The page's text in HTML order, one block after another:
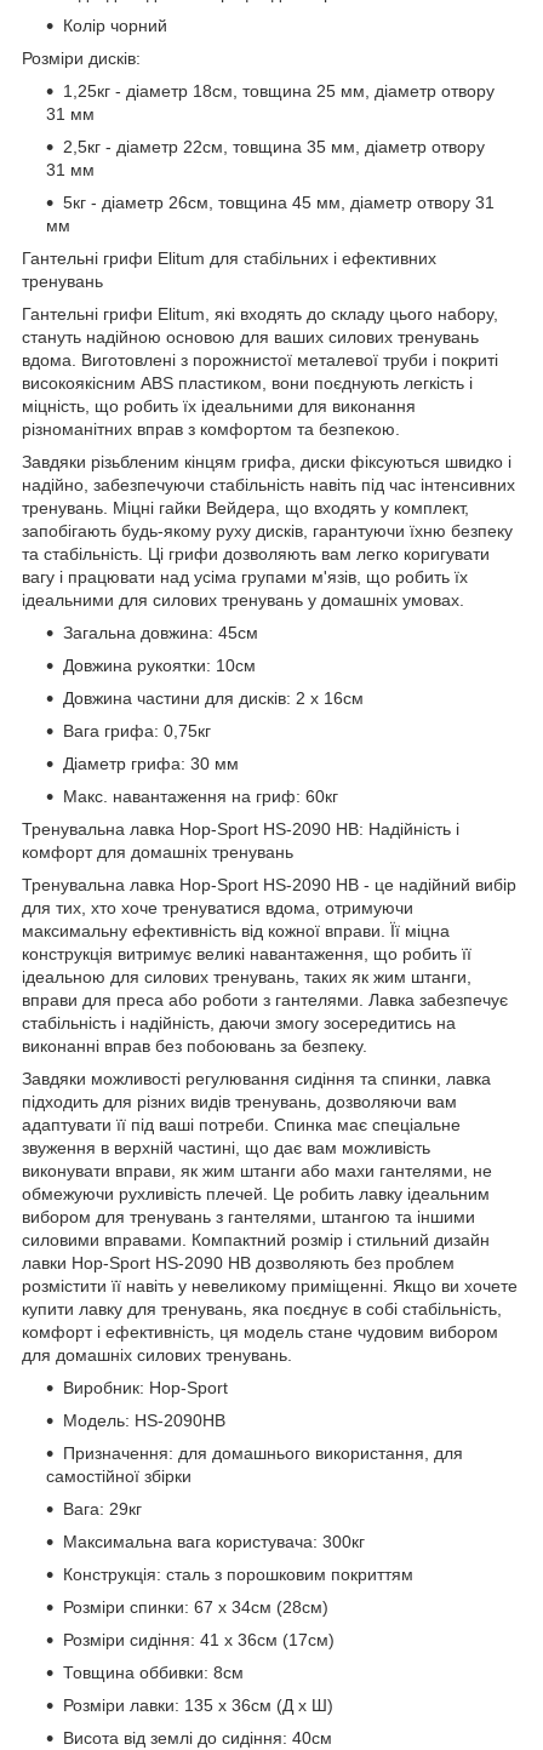
Колір чорний
Розміри дисків:
1,25кг - діаметр 18см, товщина 25 мм, діаметр отвору
31 мм
2,5кг - діаметр 22см, товщина 35 мм, діаметр отвору
31 мм
5кг - діаметр 26см, товщина 45 мм, діаметр отвору 31
мм
Гантельні грифи Elitum для стабільних і ефективних
тренувань
Гантельні грифи Elitum, які входять до складу цього набору,
стануть надійною основою для ваших силових тренувань
вдома. Виготовлені з порожнистої металевої труби і покриті
високоякісним ABS пластиком, вони поєднують легкість і
міцність, що робить їх ідеальними для виконання
різноманітних вправ з комфортом та безпекою.
Завдяки різьбленим кінцям грифа, диски фіксуються швидко і
надійно, забезпечуючи стабільність навіть під час інтенсивних
тренувань. Міцні гайки Вейдера, що входять у комплект,
запобігають будь-якому руху дисків, гарантуючи їхню безпеку
та стабільність. Ці грифи дозволяють вам легко коригувати
вагу і працювати над усіма групами м'язів, що робить їх
ідеальними для силових тренувань у домашніх умовах.
Загальна довжина: 45см
Довжина рукоятки: 10см
Довжина частини для дисків: 2 х 16см
Вага грифа: 0,75кг
Діаметр грифа: 30 мм
Макс. навантаження на гриф: 60кг
Тренувальна лавка Hop-Sport HS-2090 HB: Надійність і
комфорт для домашніх тренувань
Тренувальна лавка Hop-Sport HS-2090 HB - це надійний вибір
для тих, хто хоче тренуватися вдома, отримуючи
максимальну ефективність від кожної вправи. Її міцна
конструкція витримує великі навантаження, що робить її
ідеальною для силових тренувань, таких як жим штанги,
вправи для преса або роботи з гантелями. Лавка забезпечує
стабільність і надійність, даючи змогу зосередитись на
виконанні вправ без побоювань за безпеку.
Завдяки можливості регулювання сидіння та спинки, лавка
підходить для різних видів тренувань, дозволяючи вам
адаптувати її під ваші потреби. Спинка має спеціальне
звуження в верхній частині, що дає вам можливість
виконувати вправи, як жим штанги або махи гантелями, не
обмежуючи рухливість плечей. Це робить лавку ідеальним
вибором для тренувань з гантелями, штангою та іншими
силовими вправами. Компактний розмір і стильний дизайн
лавки Hop-Sport HS-2090 HB дозволяють без проблем
розмістити її навіть у невеликому приміщенні. Якщо ви хочете
купити лавку для тренувань, яка поєднує в собі стабільність,
комфорт і ефективність, ця модель стане чудовим вибором
для домашніх силових тренувань.
Виробник: Hop-Sport
Модель: HS-2090HВ
Призначення: для домашнього використання, для
самостійної збірки
Вага: 29кг
Максимальна вага користувача: 300кг
Конструкція: сталь з порошковим покриттям
Розміри спинки: 67 x 34см (28см)
Розміри сидіння: 41 x 36см (17см)
Товщина оббивки: 8см
Розміри лавки: 135 х 36см (Д х Ш)
Висота від землі до сидіння: 40см